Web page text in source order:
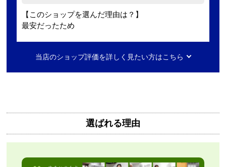
【このショップを選んだ理由は？】
最安だったため
2日ほど
さん
当店のショップ評価を詳しく見たい方はこちら
選ばれる理由